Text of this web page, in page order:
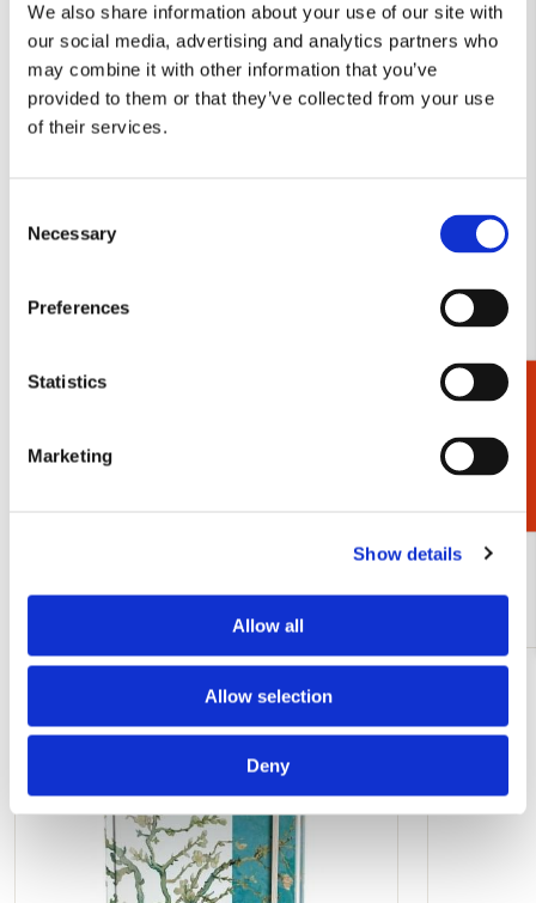
We also share information about your use of our site with
our social media, advertising and analytics partners who
may combine it with other information that you’ve
provided to them or that they’ve collected from your use
of their services.
Selection
Necessary
Preferences
Statistics
Marketing
Show details
Allow all
Allow selection
Deny
verwarmt en is van een onnavolgbare schoonheid. Schulten
werkt in zijn geboorteplaats Ootmarsum, waar ook 'Museum
Ton Schulten' is gevestigd dat een overzicht van zijn werk
biedt.
Toevoegen
aan
verlanglijst
Vouwparaplu: Bloemen, Ton Schulten
Andere klanten bekeken ook
verlanglijst
Cadeaukiezer